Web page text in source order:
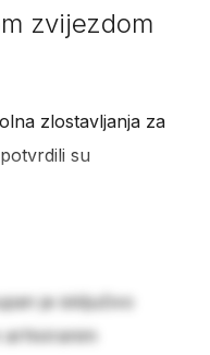
zvijezdom
zlostavljanja za
su
je isključivo